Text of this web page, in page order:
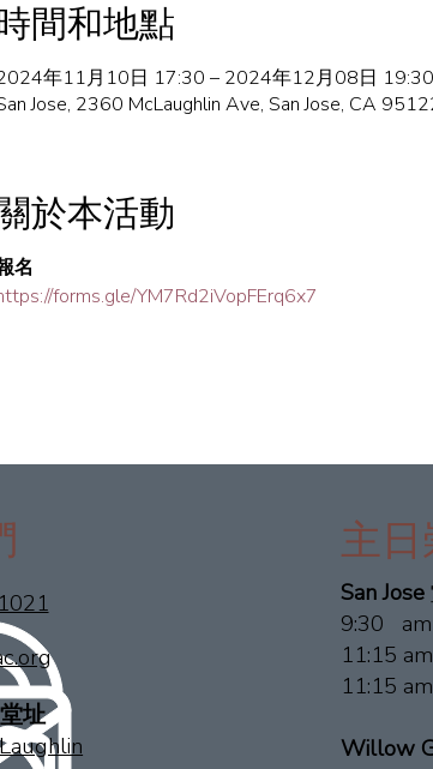
間和地點
年11月10日 17:30 – 2024年12月08日 19:30
Jose, 2360 McLaughlin Ave, San Jose, CA
於本活動
名
forms.gle/YM7Rd2iVopFErq6x7
址
主
San Jose
9:30
11:15
11:15
Willow